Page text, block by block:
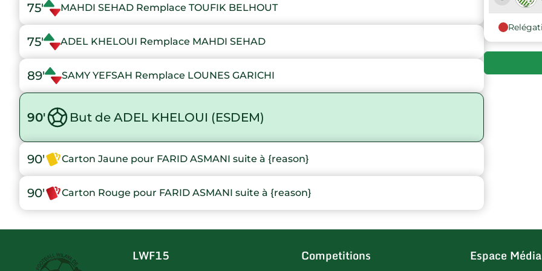
75' MAHDI SEHAD Remplace TOUFIK BELHOUT
75' ADEL KHELOUI Remplace MAHDI SEHAD
89' SAMY YEFSAH Remplace LOUNES GARICHI
90' But de ADEL KHELOUI (ESDEM)
90' Carton Jaune pour FARID ASMANI suite à {reason}
90' Carton Rouge pour FARID ASMANI suite à {reason}
9
LWF15 Competitions Espace Média